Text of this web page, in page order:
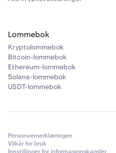
Lommebok
Kryptolommebok
Bitcoin-lommebok
Ethereum-lommebok
Solana-lommebok
USDT-lommebok
Personvernerklæringen
Vilkår for bruk